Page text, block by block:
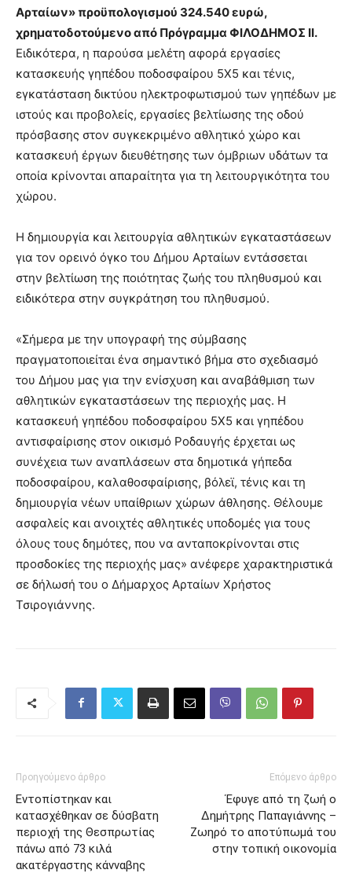
Αρταίων» προϋπολογισμού 324.540 ευρώ,
χρηματοδοτούμενο από Πρόγραμμα ΦΙΛΟΔΗΜΟΣ ΙΙ.
Ειδικότερα, η παρούσα μελέτη αφορά εργασίες
κατασκευής γηπέδου ποδοσφαίρου 5X5 και τένις,
εγκατάσταση δικτύου ηλεκτροφωτισμού των γηπέδων με
ιστούς και προβολείς, εργασίες βελτίωσης της οδού
πρόσβασης στον συγκεκριμένο αθλητικό χώρο και
κατασκευή έργων διευθέτησης των όμβριων υδάτων τα
οποία κρίνονται απαραίτητα για τη λειτουργικότητα του
χώρου.
Η δημιουργία και λειτουργία αθλητικών εγκαταστάσεων
για τον ορεινό όγκο του Δήμου Αρταίων εντάσσεται
στην βελτίωση της ποιότητας ζωής του πληθυσμού και
ειδικότερα στην συγκράτηση του πληθυσμού.
«Σήμερα με την υπογραφή της σύμβασης
πραγματοποιείται ένα σημαντικό βήμα στο σχεδιασμό
του Δήμου μας για την ενίσχυση και αναβάθμιση των
αθλητικών εγκαταστάσεων της περιοχής μας. Η
κατασκευή γηπέδου ποδοσφαίρου 5X5 και γηπέδου
αντισφαίρισης στον οικισμό Ροδαυγής έρχεται ως
συνέχεια των αναπλάσεων στα δημοτικά γήπεδα
ποδοσφαίρου, καλαθοσφαίρισης, βόλεϊ, τένις και τη
δημιουργία νέων υπαίθριων χώρων άθλησης. Θέλουμε
ασφαλείς και ανοιχτές αθλητικές υποδομές για τους
όλους τους δημότες, που να ανταποκρίνονται στις
προσδοκίες της περιοχής μας» ανέφερε χαρακτηριστικά
σε δήλωσή του ο Δήμαρχος Αρταίων Χρήστος
Τσιρογιάννης.
Προηγούμενο άρθρο
Εντοπίστηκαν και
κατασχέθηκαν σε δύσβατη
περιοχή της Θεσπρωτίας
πάνω από 73 κιλά
ακατέργαστης κάνναβης
Επόμενο άρθρο
Έφυγε από τη ζωή ο
Δημήτρης Παπαγιάννης –
Ζωηρό το αποτύπωμά του
στην τοπική οικονομία